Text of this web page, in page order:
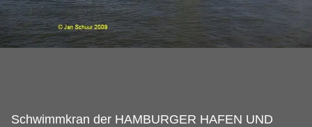
Schwimmkran der HAMBURGER HAFEN UND